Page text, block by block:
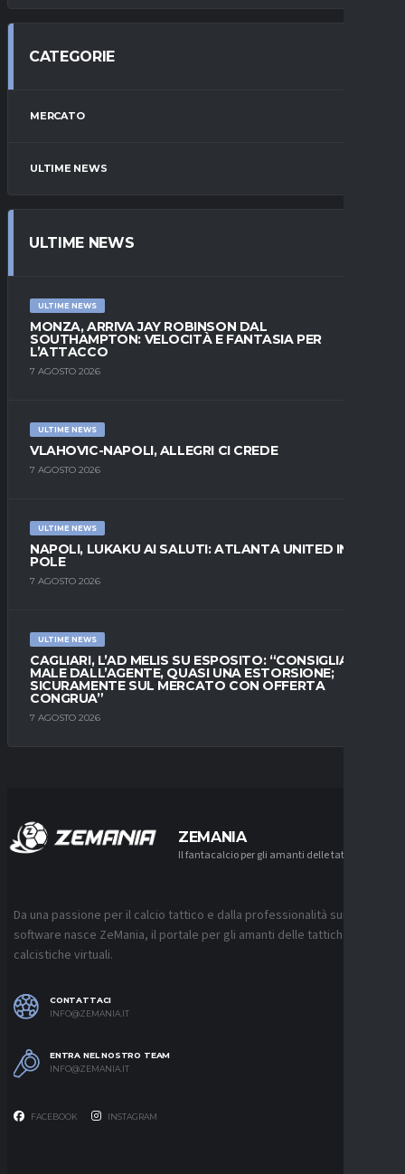
CATEGORIE
MERCATO
ULTIME NEWS
ULTIME NEWS
ULTIME NEWS
MONZA, ARRIVA JAY ROBINSON DAL
SOUTHAMPTON: VELOCITÀ E FANTASIA PER
L’ATTACCO
7 AGOSTO 2026
ULTIME NEWS
VLAHOVIC-NAPOLI, ALLEGRI CI CREDE
7 AGOSTO 2026
ULTIME NEWS
NAPOLI, LUKAKU AI SALUTI: ATLANTA UNITED IN
POLE
7 AGOSTO 2026
ULTIME NEWS
CAGLIARI, L’AD MELIS SU ESPOSITO: “CONSIGLIATO
MALE DALL’AGENTE, QUASI UNA ESTORSIONE;
SICURAMENTE SUL MERCATO CON OFFERTA
CONGRUA”
7 AGOSTO 2026
ZEMANIA
Il fantacalcio per gli amanti delle tattiche
Da una passione per il calcio tattico e dalla professionalità sui
software nasce ZeMania, il portale per gli amanti delle tattiche
calcistiche virtuali.
CONTATTACI
INFO@ZEMANIA.IT
ENTRA NEL NOSTRO TEAM
INFO@ZEMANIA.IT
FACEBOOK INSTAGRAM